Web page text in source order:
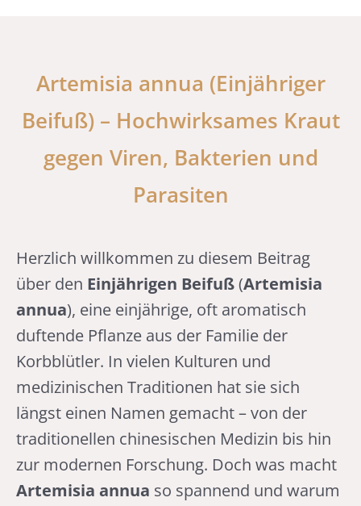
Artemisia annua (Einjähriger
Beifuß) – Hochwirksames Kraut
gegen Viren, Bakterien und
Parasiten
Herzlich willkommen zu diesem Beitrag
über den Einjährigen Beifuß(Artemisia
annua), eine einjährige, oft aromatisch
duftende Pflanze aus der Familie der
Korbblütler. In vielen Kulturen und
medizinischen Traditionen hat sie sich
längst einen Namen gemacht – von der
traditionellen chinesischen Medizin bis hin
zur modernen Forschung. Doch was macht
Artemisia annua so spannend und warum